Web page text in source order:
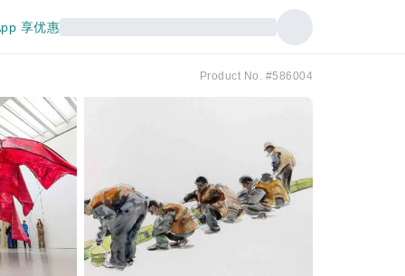
享优惠
Product No. #586004